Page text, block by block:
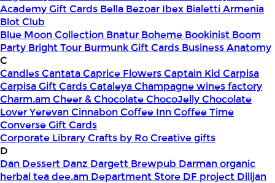
Academy Gift Cards Bella Bezoar Ibex Bialetti Armenia
Blot Club
Blue Moon Collection Bnatur Boheme Bookinist Boom
Party Bright Tour Burmunk Gift Cards Business Anatomy
C
CandlesCantataCaprice FlowersCaptain Kid Carpisa
Carpisa Gift CardsCataleyaChampagne wines factory
Charm.am Cheer & ChocolateChocoJellyChocolate
Lover YerevanCinnabonCoffee InnCoffee Time
Converse Gift Cards
Corporate LibraryCrafts by RoCreative gifts
D
Dan Dessert Danz Dargett Brewpub Darman organic
herbal teadee.am Department Store DF project Dilijan